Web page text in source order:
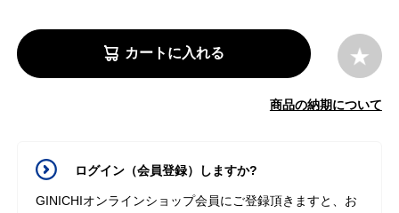
カートに入れる
商品の納期について
ログイン（会員登録）しますか?
GINICHIオンラインショップ会員にご登録頂きますと、お